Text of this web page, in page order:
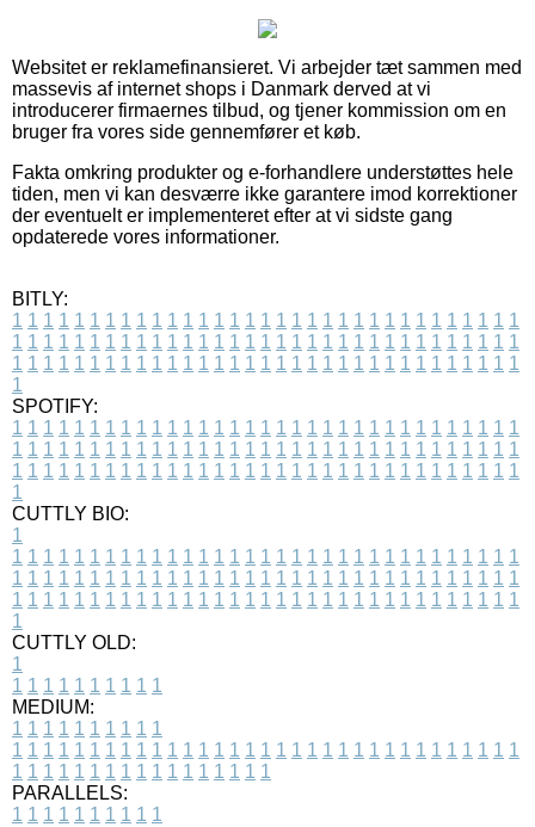
Websitet er reklamefinansieret. Vi arbejder tæt sammen med
massevis af internet shops i Danmark derved at vi
introducerer firmaernes tilbud, og tjener kommission om en
bruger fra vores side gennemfører et køb.
Fakta omkring produkter og e-forhandlere understøttes hele
tiden, men vi kan desværre ikke garantere imod korrektioner
der eventuelt er implementeret efter at vi sidste gang
opdaterede vores informationer.
BITLY:
1 1 1 1 1 1 1 1 1 1 1 1 1 1 1 1 1 1 1 1 1 1 1 1 1 1 1 1 1 1 1 1 1
1 1 1 1 1 1 1 1 1 1 1 1 1 1 1 1 1 1 1 1 1 1 1 1 1 1 1 1 1 1 1 1 1
1 1 1 1 1 1 1 1 1 1 1 1 1 1 1 1 1 1 1 1 1 1 1 1 1 1 1 1 1 1 1 1 1
1
SPOTIFY:
1 1 1 1 1 1 1 1 1 1 1 1 1 1 1 1 1 1 1 1 1 1 1 1 1 1 1 1 1 1 1 1 1
1 1 1 1 1 1 1 1 1 1 1 1 1 1 1 1 1 1 1 1 1 1 1 1 1 1 1 1 1 1 1 1 1
1 1 1 1 1 1 1 1 1 1 1 1 1 1 1 1 1 1 1 1 1 1 1 1 1 1 1 1 1 1 1 1 1
1
CUTTLY BIO:
1
1 1 1 1 1 1 1 1 1 1 1 1 1 1 1 1 1 1 1 1 1 1 1 1 1 1 1 1 1 1 1 1 1
1 1 1 1 1 1 1 1 1 1 1 1 1 1 1 1 1 1 1 1 1 1 1 1 1 1 1 1 1 1 1 1 1
1 1 1 1 1 1 1 1 1 1 1 1 1 1 1 1 1 1 1 1 1 1 1 1 1 1 1 1 1 1 1 1 1
1
CUTTLY OLD:
1
1 1 1 1 1 1 1 1 1 1
MEDIUM:
1 1 1 1 1 1 1 1 1 1
1 1 1 1 1 1 1 1 1 1 1 1 1 1 1 1 1 1 1 1 1 1 1 1 1 1 1 1 1 1 1 1 1
1 1 1 1 1 1 1 1 1 1 1 1 1 1 1 1 1
PARALLELS:
1 1 1 1 1 1 1 1 1 1